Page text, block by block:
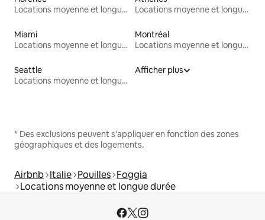
Locations moyenne et longue durée
Locations moyenne et longue durée
Miami
Locations moyenne et longue durée
Montréal
Locations moyenne et longue durée
Seattle
Locations moyenne et longue durée
Afficher plus
* Des exclusions peuvent s'appliquer en fonction des zones
géographiques et des logements.
Airbnb Italie Pouilles Foggia
Locations moyenne et longue durée